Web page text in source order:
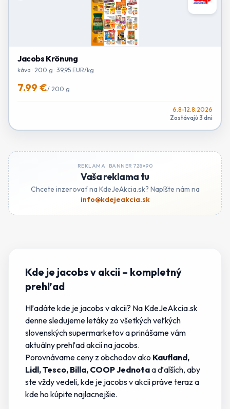
Jacobs Krönung
káva · 200 g · 39,95 EUR/kg
7.99 €/ 200 g
6.8-12.8.2026
Zostávajú 3 dni
REKLAMA · BANNER 728×90
Vaša reklama tu
Chcete inzerovať na KdeJeAkcia.sk? Napíšte nám na
info@kdejeakcia.sk
Kde je jacobs v akcii – kompletný
prehľad
Hľadátekde je jacobs v akcii? Na KdeJeAkcia.sk
denne sledujeme letáky zo všetkých veľkých
slovenských supermarketov a prinášame vám
aktuálny prehľad akcií na jacobs.
Porovnávame ceny z obchodov ako Kaufland,
Lidl, Tesco, Billa, COOP Jednotaa ďalších, aby
ste vždy vedeli, kde je jacobs v akciipráve teraz a
kdeho kúpite najlacnejšie.